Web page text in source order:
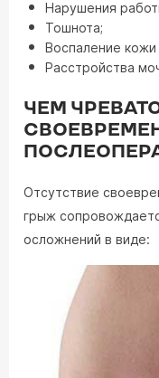
Нарушения
Тошнота;
Воспаление кожи
Расстройства
ЧЕМ
Отсутствие
грыж
осложнений в виде: